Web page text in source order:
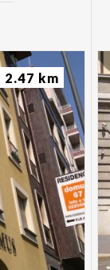
2.47 km